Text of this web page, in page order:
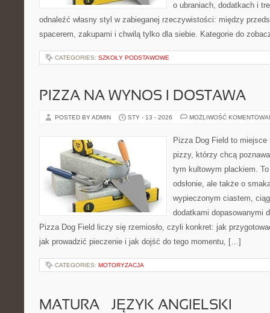
o ubraniach, dodatkach i
odnaleźć własny styl w zabieganej rzeczywistości: między
spacerem, zakupami i chwilą tylko dla siebie. Kategorie do
CATEGORIES: SZKOŁY PODSTAWOWE
PIZZA NA WYNOS I DOSTAWA
POSTED BY ADMIN STY - 13 - 2026 MOŻLIWOŚĆ
Pizza Dog Field to miejsce
pizzy, którzy chcą
tym kultowym plackiem.
odsłonie, ale także o
wypieczonym ciastem,
dodatkami dopasowanymi
Pizza Dog Field liczy się rzemiosło, czyli konkret: jak
jak prowadzić pieczenie i jak dojść do tego momentu, […]
CATEGORIES: MOTORYZACJA
MATURA – JĘZYK ANGIELSKI